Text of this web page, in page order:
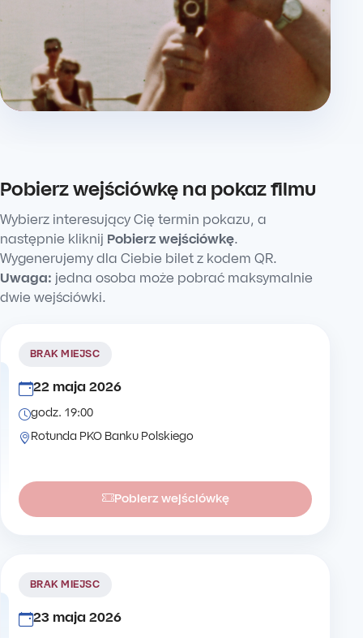
Pobierz wejściówkę na pokaz filmu
Wybierz interesujący Cię termin pokazu, a
następnie kliknij Pobierz wejściówkę.
Wygenerujemy dla Ciebie bilet z kodem QR.
Uwaga: jedna osoba może pobrać maksymalnie
dwie wejściówki.
BRAK MIEJSC
22 maja 2026
godz. 19:00
Rotunda PKO Banku Polskiego
Pobierz wejściówkę
BRAK MIEJSC
23 maja 2026